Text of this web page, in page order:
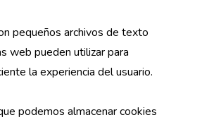
pequeños archivos de texto
web pueden utilizar para
la experiencia del usuario.
podemos almacenar cookies